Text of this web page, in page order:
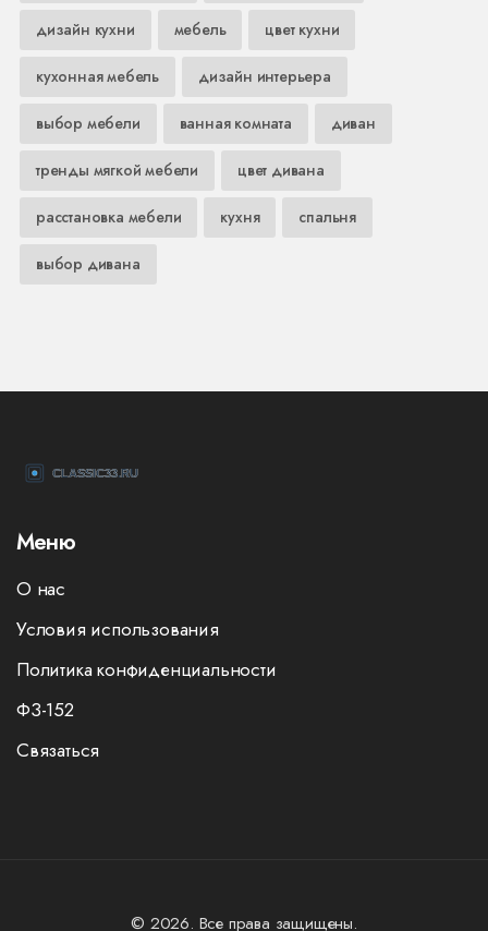
дизайн кухни мебель цвет кухни
кухонная мебель дизайн интерьера
выбор мебели ванная комната диван
тренды мягкой мебели цвет дивана
расстановка мебели кухня спальня
выбор дивана
Меню
О нас
Условия использования
Политика конфиденциальности
ФЗ-152
Связаться
© 2026. Все права защищены.